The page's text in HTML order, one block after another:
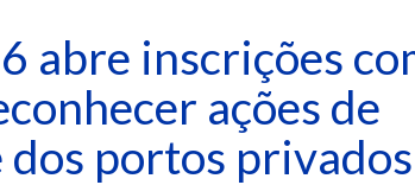
abre inscrições
ações de
portos